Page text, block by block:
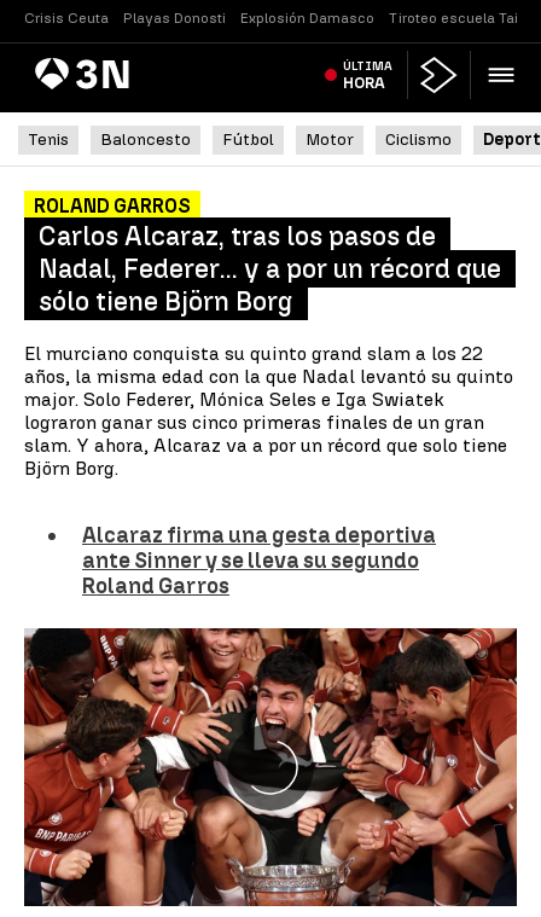
Crisis Ceuta Playas Donosti Explosión Damasco Tiroteo escuela
AntenaNoticias ÚLTIMA
HORA
Tenis Baloncesto Fútbol Motor Ciclismo
ROLAND GARROS
Carlos Alcaraz, tras los pasos de
Nadal, Federer... y a por un récord que
sólo tiene Björn Borg
El murciano conquista su quinto grand slam a los 22
años, la misma edad con la que Nadal levantó su quinto
major. Solo Federer, Mónica Seles e Iga Swiatek
lograron ganar sus cinco primeras finales de un gran
slam. Y ahora, Alcaraz va a por un récord que solo tiene
Björn Borg.
Alcaraz firma una gesta deportiva
ante Sinner y se lleva su segundo
Roland Garros